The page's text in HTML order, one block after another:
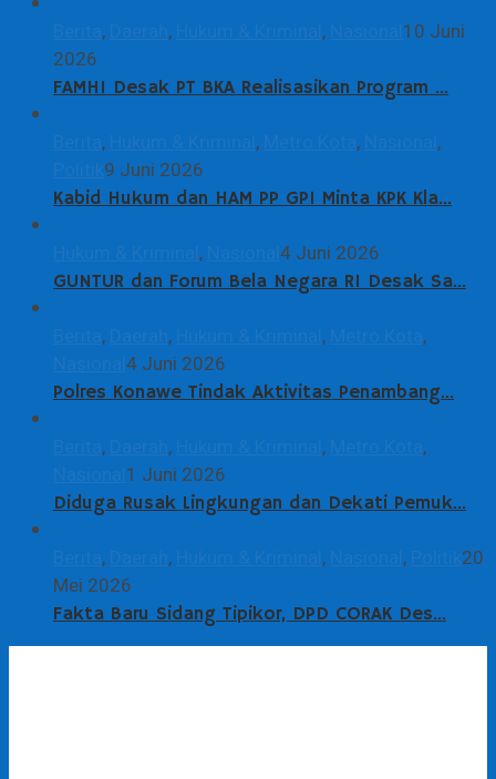
, , ,
10 Juni
2026
FAMHI Desak PT BKA Realisasikan Program …
, , ,
,
9 Juni 2026
Kabid Hukum dan HAM PP GPI Minta KPK Kla…
, 4 Juni 2026
GUNTUR dan Forum Bela Negara RI Desak Sa…
, , ,
,
4 Juni 2026
Polres Konawe Tindak Aktivitas Penambang…
, , ,
,
1 Juni 2026
Diduga Rusak Lingkungan dan Dekati Pemuk…
, , , ,
20
Mei 2026
Fakta Baru Sidang Tipikor, DPD CORAK Des…